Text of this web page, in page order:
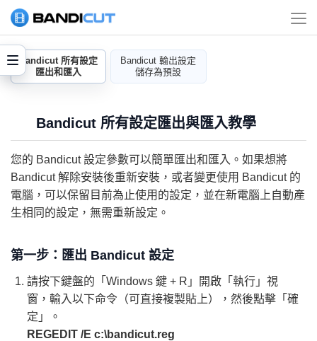
Bandicut 所有設定
匯出和匯入
Bandicut 輸出設定
儲存為預設
Bandicut 所有設定匯出與匯入教學
您的 Bandicut 設定參數可以簡單匯出和匯入。如果想將
Bandicut 解除安裝後重新安裝，或者變更使用 Bandicut 的
電腦，可以保留目前為止使用的設定，並在新電腦上自動產
生相同的設定，無需重新設定。
第一步：匯出 Bandicut 設定
請按下鍵盤的「Windows 鍵 + R」開啟「執行」視
窗，輸入以下命令（可直接複製貼上），然後點擊「確
定」。
REGEDIT /E c:\bandicut.reg